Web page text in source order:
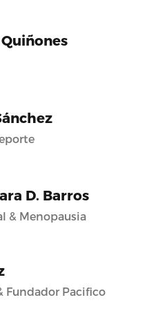
D. Barros
& Menopausia
Fundador Pacifico